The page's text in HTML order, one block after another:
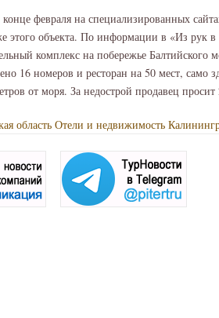
февраля на специализированных
этого объекта. По информации в «Из рук в
комплекс на побережье Балтийского
16 номеров и ресторан на 50 мест, само
от моря. За недострой продавец
область Отели и недвижимость